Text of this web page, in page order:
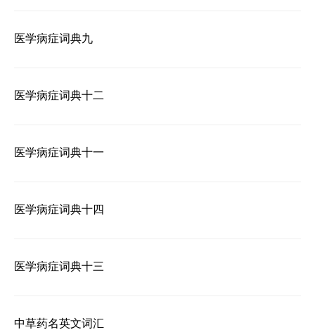
医学病症词典九
医学病症词典十二
医学病症词典十一
医学病症词典十四
医学病症词典十三
中草药名英文词汇